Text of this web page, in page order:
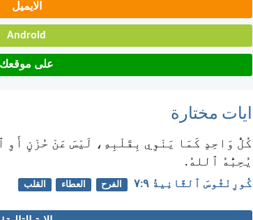
الايميل
Android
على موقعك
ايات مختارة
كُلُّ وَاحِدٍ كَمَا يَنْوِي بِقَلْبِهِ، لَيْسَ عَنْ حُزْنٍ أَوِ
يُحِبُّهُ ٱللهُ.
كُورِنْثُوسَ ٱلثَّانِيةُ ٩:‏٧ الفرح العطاء القلب